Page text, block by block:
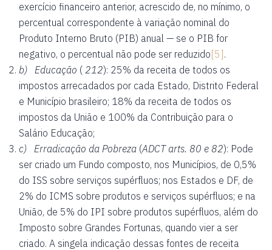
exercício financeiro anterior, acrescido de, no mínimo, o
percentual correspondente à variação nominal do
Produto Interno Bruto (PIB) anual — se o PIB for
negativo, o percentual não pode ser reduzido [5] .
b) Educação ( 212): 25% da receita de todos os
impostos arrecadados por cada Estado, Distrito Federal
e Município brasileiro; 18% da receita de todos os
impostos da União e 100% da Contribuição para o
Salário Educação;
c) Erradicação da Pobreza (ADCT arts. 80 e 82): Pode
ser criado um Fundo composto, nos Municípios, de 0,5%
do ISS sobre serviços supérfluos; nos Estados e DF, de
2% do ICMS sobre produtos e serviços supérfluos; e na
União, de 5% do IPI sobre produtos supérfluos, além do
Imposto sobre Grandes Fortunas, quando vier a ser
criado. A singela indicação dessas fontes de receita